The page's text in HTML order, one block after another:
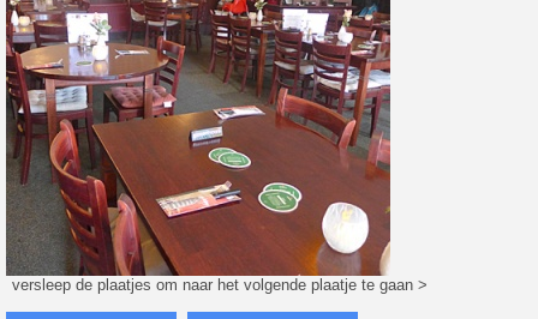
versleep de plaatjes om naar het volgende plaatje te gaan >